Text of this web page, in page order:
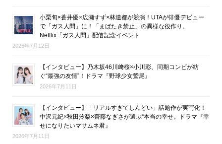
小栗旬×蒼井優×広瀬すず×林遣都が競演！UTAが俳優デビュー
で「ガス人間」に！「まばたき禁止」の異様な役作り。
Netflix「ガス人間」配信記念イベント
2026年7月12日
【インタビュー】乃木坂46川﨑桜×小川彩、同期コンビが紡
ぐ“最強の友情”！ドラマ『野球少女鷲尾』
2026年7月11日
【インタビュー】「リアルすぎてしんどい」話題作が実写化！
中沢元紀×秋田汐梨×齊藤なぎさが選ぶ“本当の幸せ。ドラマ『幸
せになりたいマサムネ君』
2026年7月11日